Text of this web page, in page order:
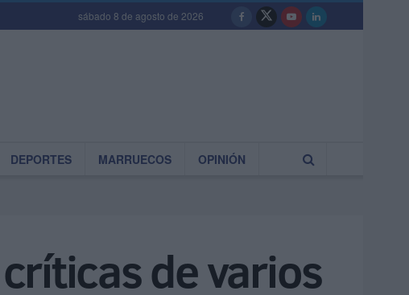
sábado 8 de agosto de 2026
DEPORTES MARRUECOS OPINIÓN
de varios